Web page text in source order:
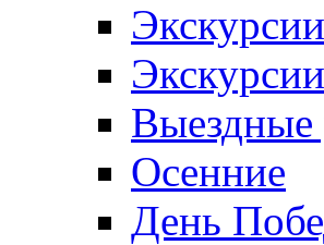
Выездные
Осенние
День